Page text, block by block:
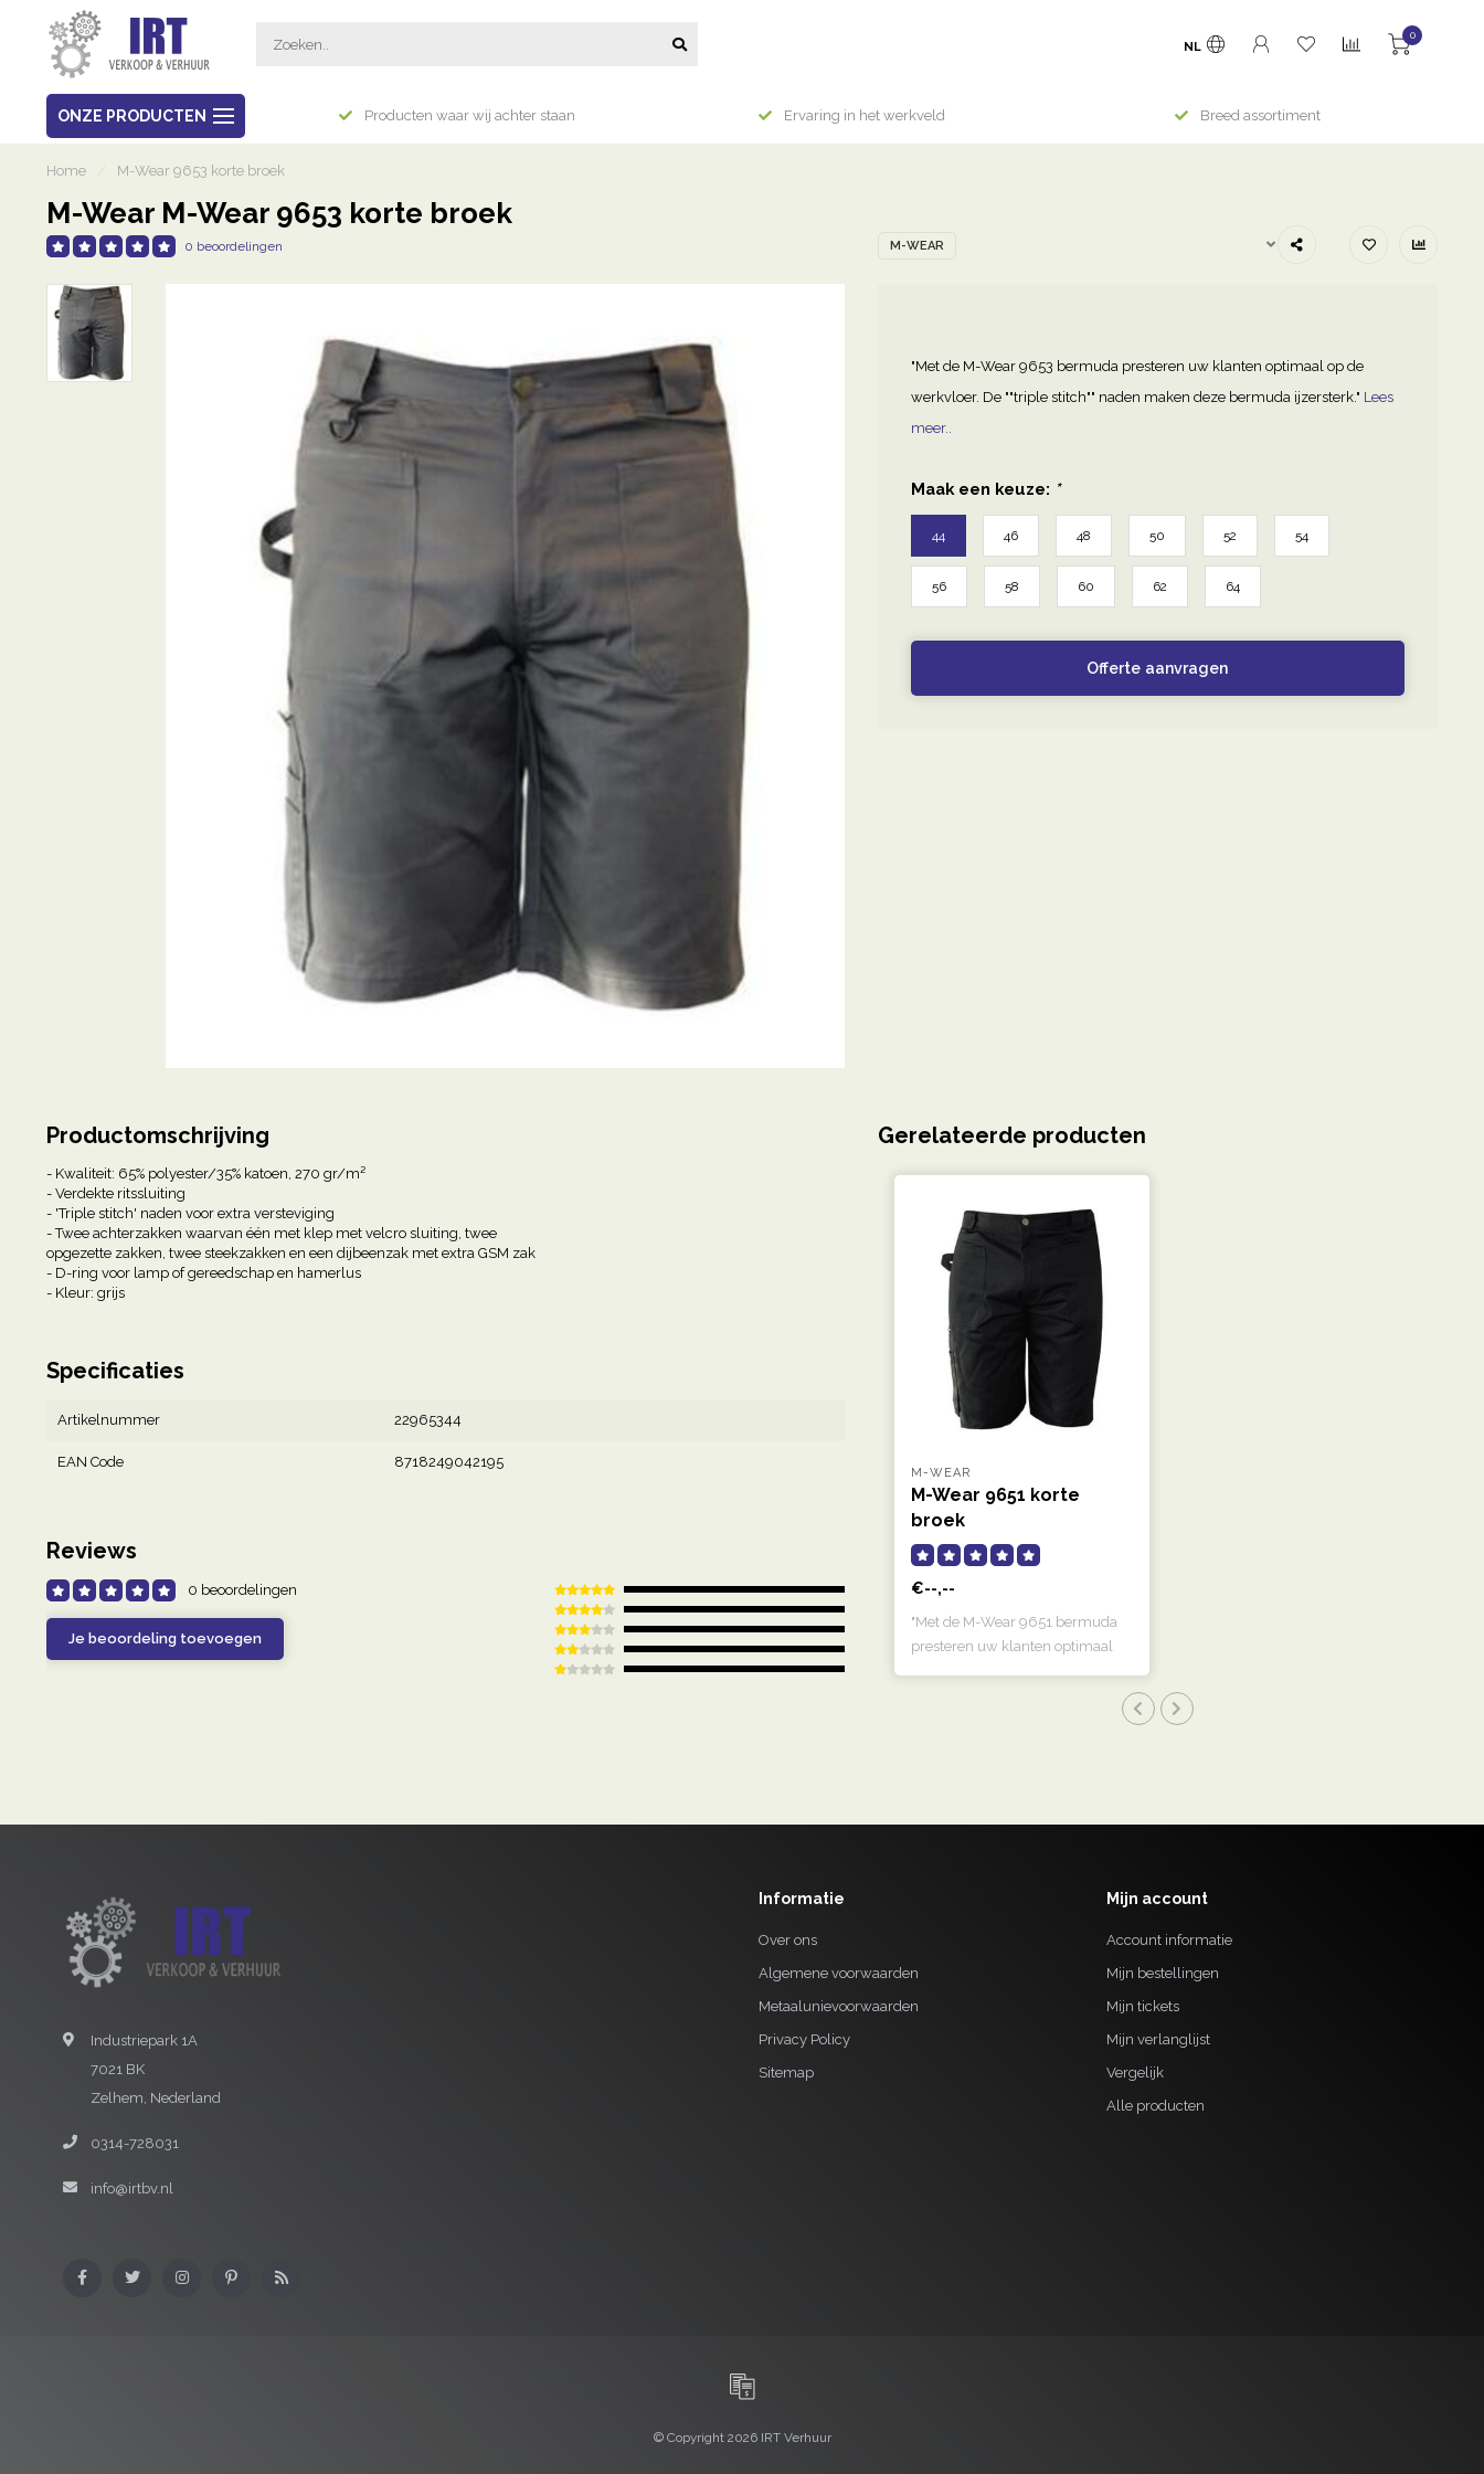
NL
0
ONZE PRODUCTEN
Breed assortiment Producten waar wij achter staan Ervaring in het werkveld Breed assortiment
Home M-Wear 9653 korte broek
M-Wear M-Wear 9653 korte broek
0 beoordelingen M-WEAR
"Met de M-Wear 9653 bermuda presteren uw klanten optimaal op de
werkvloer. De ""triple stitch"" naden maken deze bermuda ijzersterk." Lees
meer..
Maak een keuze: *
44 46 48 50 52 54
56 58 60 62 64
Offerte aanvragen
Productomschrijving
- Kwaliteit: 65% polyester/35% katoen, 270 gr/m²
- Verdekte ritssluiting
- 'Triple stitch' naden voor extra versteviging
- Twee achterzakken waarvan één met klep met velcro sluiting, twee
opgezette zakken, twee steekzakken en een dijbeenzak met extra GSM zak
- D-ring voor lamp of gereedschap en hamerlus
- Kleur: grijs
Specificaties
Artikelnummer 22965344
EAN Code 8718249042195
Reviews
0 beoordelingen
Je beoordeling toevoegen
Gerelateerde producten
M-WEAR
M-Wear 9651 korte
broek
€--,--
"Met de M-Wear 9651 bermuda
presteren uw klanten optimaal
Industriepark 1A
7021 BK
Zelhem, Nederland
0314-728031
info@irtbv.nl
Informatie
Over ons
Algemene voorwaarden
Metaalunievoorwaarden
Privacy Policy
Sitemap
Mijn account
Account informatie
Mijn bestellingen
Mijn tickets
Mijn verlanglijst
Vergelijk
Alle producten
© Copyright 2026 IRT Verhuur